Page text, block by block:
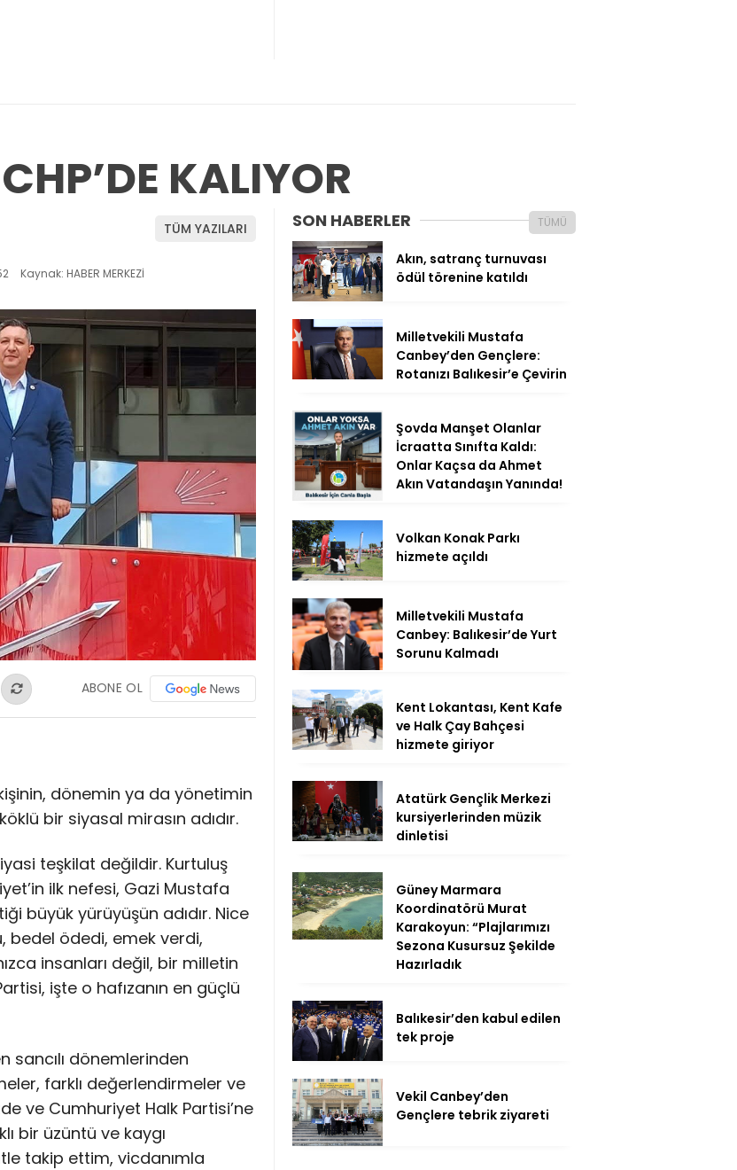
KALIYOR
TÜM YAZILARI
Kaynak: HABER MERKEZİ
ABONE OL
dönemin ya da yönetimin
bir siyasal mirasın adıdır.
teşkilat değildir. Kurtuluş
ilk nefesi, Gazi Mustafa
büyük yürüyüşün adıdır. Nice
bedel ödedi, emek verdi,
insanları değil, bir milletin
işte o hafızanın en güçlü
sancılı dönemlerinden
farklı değerlendirmeler ve
ve Cumhuriyet Halk Partisi’ne
bir üzüntü ve kaygı
takip ettim, vicdanımla
SON HABERLER TÜMÜ
Akın, satranç turnuvası
ödül törenine katıldı
Milletvekili Mustafa
Canbey’den Gençlere:
Rotanızı Balıkesir’e Çevirin
Şovda Manşet Olanlar
İcraatta Sınıfta Kaldı:
Onlar Kaçsa da Ahmet
Akın Vatandaşın Yanında!
Volkan Konak Parkı
hizmete açıldı
Milletvekili Mustafa
Canbey: Balıkesir’de Yurt
Sorunu Kalmadı
Kent Lokantası, Kent Kafe
ve Halk Çay Bahçesi
hizmete giriyor
Atatürk Gençlik Merkezi
kursiyerlerinden müzik
dinletisi
Güney Marmara
Koordinatörü Murat
Karakoyun: “Plajlarımızı
Sezona Kusursuz Şekilde
Hazırladık
Balıkesir’den kabul edilen
tek proje
Vekil Canbey’den
Gençlere tebrik ziyareti